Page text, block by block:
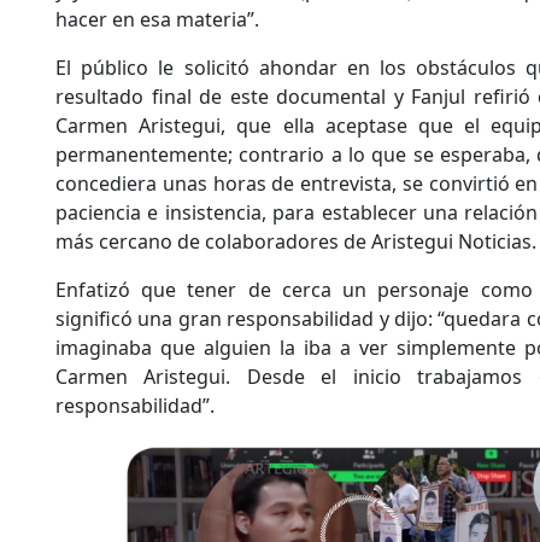
hacer en esa materia”.
El público le solicitó ahondar en los obstáculos
resultado final de este documental y Fanjul
Carmen Aristegui, que ella aceptase que el
permanentemente; contrario a lo que se
concediera unas horas de entrevista, se convirtió
paciencia e insistencia, para establecer una
más cercano de colaboradores de Aristegui Noticias.
Enfatizó que tener de cerca un personaje
significó una gran responsabilidad y dijo: “quedara
imaginaba que alguien la iba a ver simplemente
Carmen Aristegui. Desde el inicio
responsabilidad”.